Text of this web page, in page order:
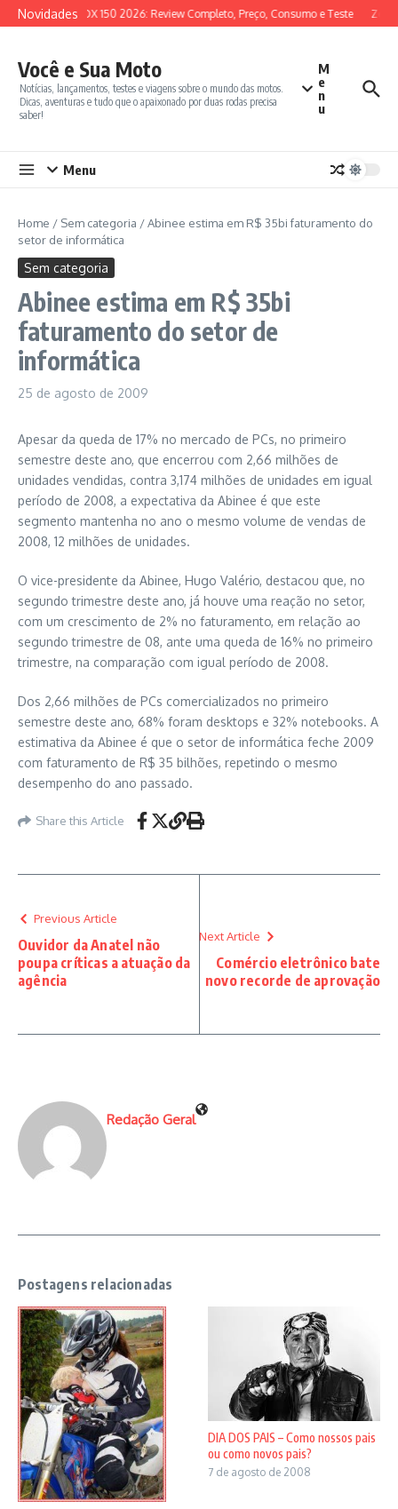
Ir para o conteúdo
NovidadesSYM ADX 150 2026: Review Completo, Preço, Consumo e Teste
Você e Sua Moto
Notícias, lançamentos, testes e viagens sobre o mundo das motos.
Dicas, aventuras e tudo que o apaixonado por duas rodas precisa
saber!
M
e
n
u
Menu
Home / Sem categoria /Abinee estima em R$ 35bi faturamento do
setor de informática
Sem categoria
Abinee estima em R$ 35bi
faturamento do setor de
informática
25 de agosto de 2009
Apesar da queda de 17% no mercado de PCs, no primeiro
semestre deste ano, que encerrou com 2,66 milhões de
unidades vendidas, contra 3,174 milhões de unidades em igual
período de 2008, a expectativa da Abinee é que este
segmento mantenha no ano o mesmo volume de vendas de
2008, 12 milhões de unidades.
O vice-presidente da Abinee, Hugo Valério, destacou que, no
segundo trimestre deste ano, já houve uma reação no setor,
com um crescimento de 2% no faturamento, em relação ao
segundo trimestre de 08, ante uma queda de 16% no primeiro
trimestre, na comparação com igual período de 2008.
Dos 2,66 milhões de PCs comercializados no primeiro
semestre deste ano, 68% foram desktops e 32% notebooks. A
estimativa da Abinee é que o setor de informática feche 2009
com faturamento de R$ 35 bilhões, repetindo o mesmo
desempenho do ano passado.
Share this Article
Previous Article
Ouvidor da Anatel não
poupa críticas a atuação da
agência
Next Article
Comércio eletrônico bate
novo recorde de aprovação
Redação Geral
Postagens relacionadas
DIA DOS PAIS – Como nossos pais
ou como novos pais?
7 de agosto de 2008